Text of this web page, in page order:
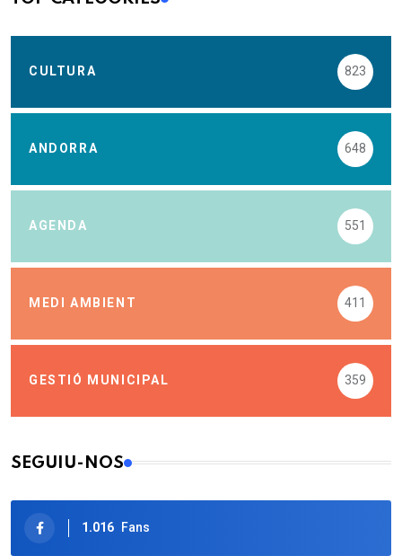
CULTURA 823
ANDORRA 648
AGENDA 551
MEDI AMBIENT 411
GESTIÓ MUNICIPAL 359
SEGUIU-NOS
1.016 Fans